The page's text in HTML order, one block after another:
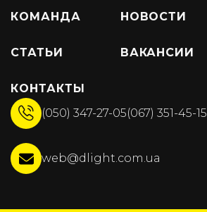
КОМАНДА НОВОСТИ
СТАТЬИ ВАКАНСИИ
КОНТАКТЫ
(050) 347-27-05(067) 351-45-15
web@dlight.com.ua